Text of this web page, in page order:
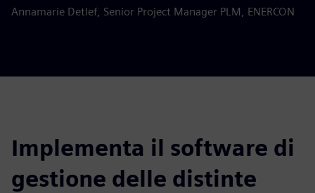
Annamarie Detlef, Senior Project Manager PLM, ENERCON
Implementa il software di
gestione delle distinte